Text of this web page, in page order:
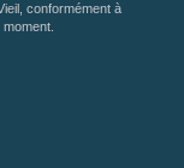
conformément à